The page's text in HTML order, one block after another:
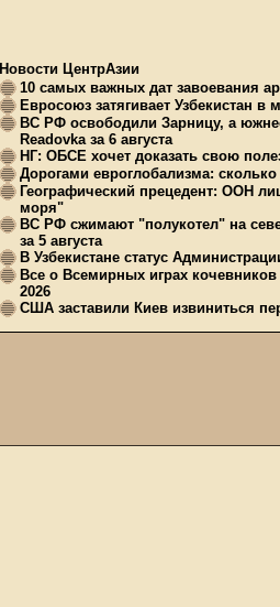
Новости ЦентрАзии
10 самых важных дат завоевания
Евросоюз затягивает Узбекистан
ВС РФ освободили Зарницу, а
Readovka за 6 августа
НГ: ОБСЕ хочет доказать свою
Дорогами евроглобализма:
Географический прецедент: ООН
моря"
ВС РФ сжимают "полукотел" на
за 5 августа
В Узбекистане статус
Все о Всемирных играх
2026
США заставили Киев извиниться